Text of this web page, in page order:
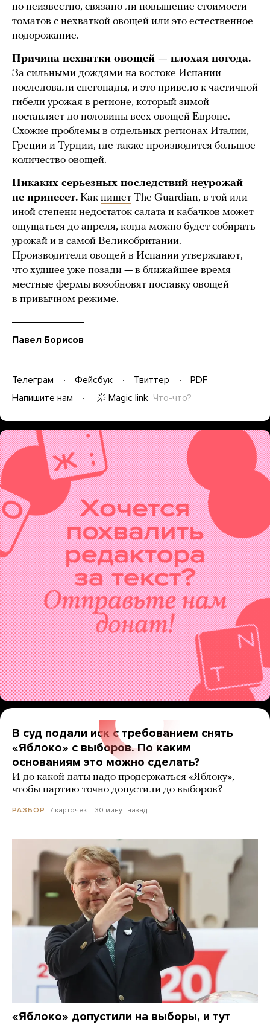
но неизвестно, связано ли повышение стоимости
томатов с нехваткой овощей или это естественное
подорожание.
Причина нехватки овощей — плохая погода.
За сильными дождями на востоке Испании
последовали снегопады, и это привело к частичной
гибели урожая в регионе, который зимой
поставляет до половины всех овощей Европе.
Схожие проблемы в отдельных регионах Италии,
Греции и Турции, где также производится большое
количество овощей.
Никаких серьезных последствий неурожай
не принесет. Как пишет The Guardian, в той или
иной степени недостаток салата и кабачков может
ощущаться до апреля, когда можно будет собирать
урожай и в самой Великобритании.
Производители овощей в Испании утверждают,
что худшее уже позади — в ближайшее время
местные фермы возобновят поставку овощей
в привычном режиме.
Павел Борисов
Телеграм Фейсбук Твиттер
PDF
Напишите нам
Magic link Что-что?
В суд подали иск с требованием снять
«Яблоко» с выборов. По каким
основаниям это можно сделать?
И до какой даты надо продержаться «Яблоку»,
чтобы партию точно допустили до выборов?
РАЗБОР 7 карточек 30 минут назад
«Яблоко» допустили на выборы, и тут